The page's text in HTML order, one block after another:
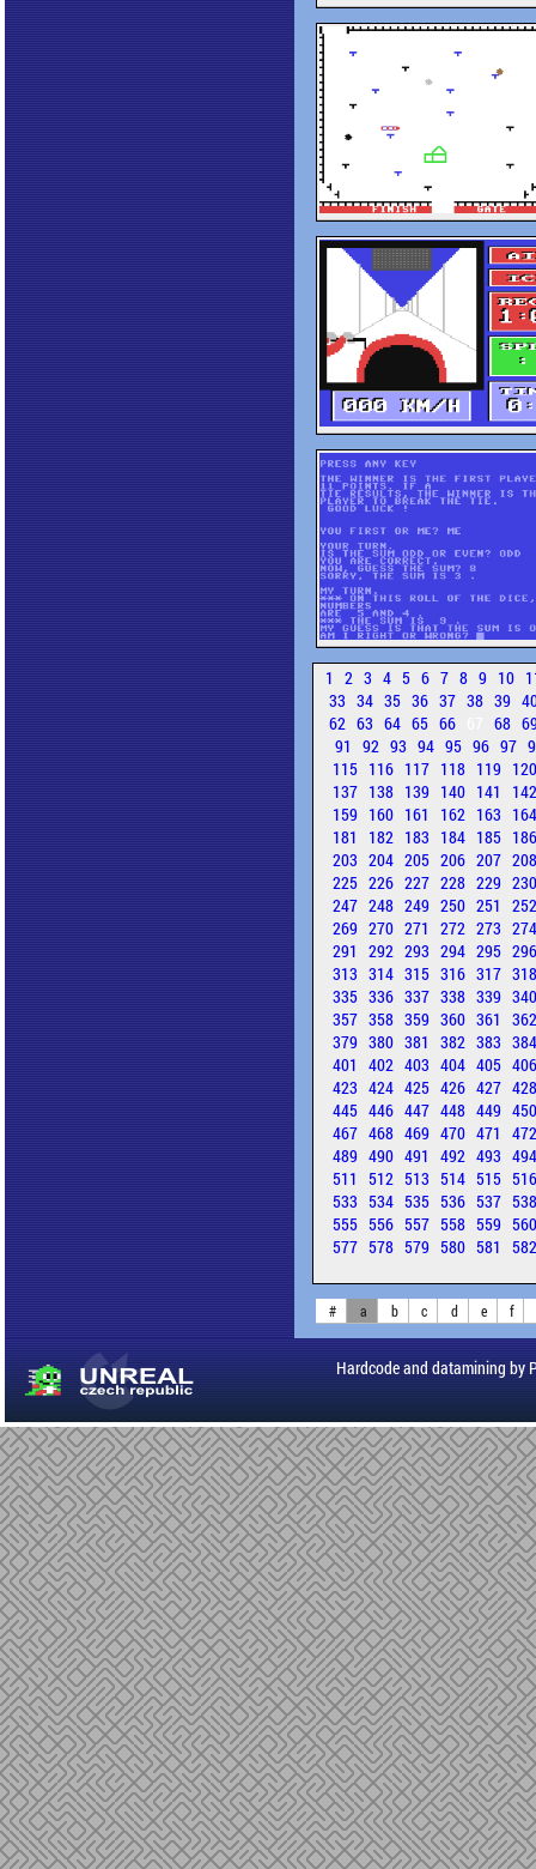
1 2 3 4 5 6 7 8 9 10
33 34 35 36 37 38 39
62 63 64 65 66 68
91 92 93 94 95 96 97
115 116 117 118 119
137 138 139 140 141
159 160 161 162 163
181
182 183 184 185
203 204 205 206 207
225 226 227 228 229
247 248 249 250 251
269 270 271 272 273
291 292 293 294 295
313 314 315 316 317
335 336 337 338 339
357 358 359 360 361
379 380 381 382 383
401 402 403 404 405
423 424 425 426 427
445 446 447 448 449
467 468 469 470 471
489 490 491 492 493
511 512 513 514 515
533 534 535 536 537
555 556 557 558 559
577 578 579 580 581
# a b c d e f
Hardcode and datamining by